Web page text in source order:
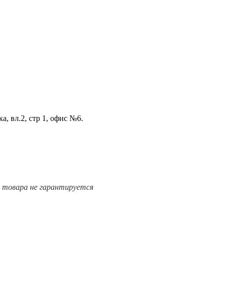
вл.2, стр 1, офис №6.
товара не гарантируется